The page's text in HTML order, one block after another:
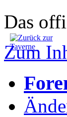
Das
Zum